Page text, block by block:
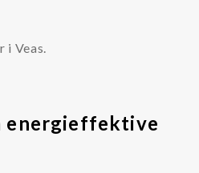
i Veas.
energieffektive